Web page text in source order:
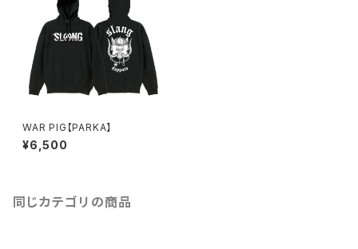
WAR PIG【PARKA】
¥6,500
同じカテゴリの商品